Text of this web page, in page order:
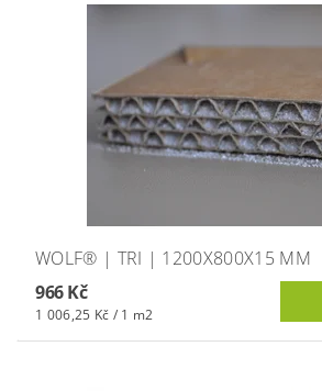
WOLF® | TRI | 1200X800X15 MM
966 Kč
1 006,25 Kč / 1 m2